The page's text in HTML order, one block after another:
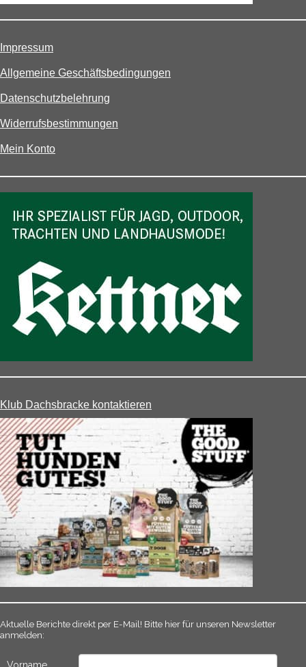
Impressum
Allgemeine Geschäftsbedingungen
Datenschutzbelehrung
Widerrufsbestimmungen
Mein Konto
Klub Dachsbracke kontaktieren
Aktuelle Berichte direkt per E-Mail! Bitte hier für unseren Newsletter
anmelden: